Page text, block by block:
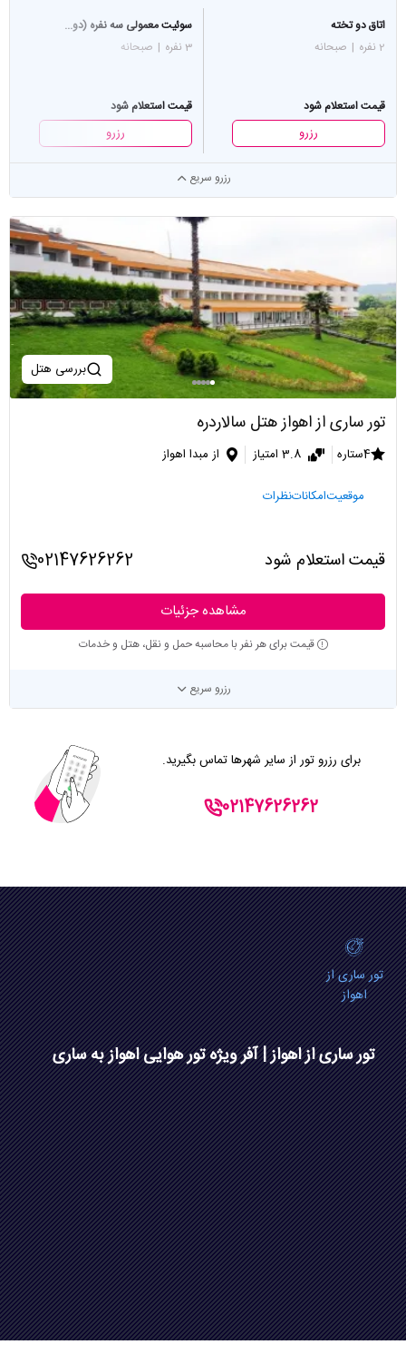
اتاق دو تخته
2 نفره
| صبحانه
قیمت استعلام شود
رزرو
سوئیت معمولی سه نفره (دو...
3 نفره
| صبحانه
قیمت استعلام شود
رزرو
رزرو سریع
بررسی هتل
تور ساری از اهواز هتل سالاردره
4ستاره 3.8 امتیاز از مبدا اهواز
موقعیتامکاناتنظرات
قیمت استعلام شود 02147626262
مشاهده جزئیات
قیمت برای هر نفر با محاسبه حمل و نقل، هتل و خدمات
رزرو سریع
برای رزرو تور از سایر شهرها تماس بگیرید.
02147626262
تور ساری از
اهواز
تور ساری از اهواز | آفر ویژه تور هوایی اهواز به ساری